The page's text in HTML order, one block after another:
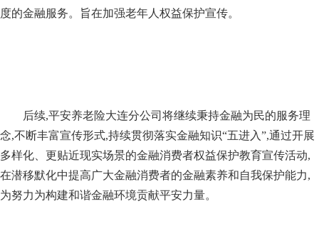
度的金融服务。旨在加强老年人权益保护宣传。
后续,平安养老险大连分公司将继续秉持金融为民的服务理
念,不断丰富宣传形式,持续贯彻落实金融知识“五进入”,通过开展
多样化、更贴近现实场景的金融消费者权益保护教育宣传活动,
在潜移默化中提高广大金融消费者的金融素养和自我保护能力,
为努力为构建和谐金融环境贡献平安力量。